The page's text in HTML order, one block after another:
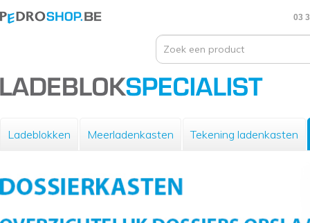
03
Ladeblokken Meerladenkasten Tekening ladenkasten